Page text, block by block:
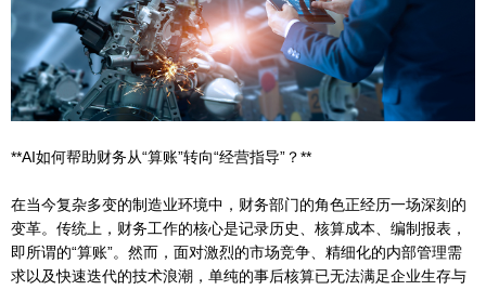
**AI如何帮助财务从“算账”转向“经营指导”？**
在当今复杂多变的制造业环境中，财务部门的角色正经历一场深刻的
变革。传统上，财务工作的核心是记录历史、核算成本、编制报表，
即所谓的“算账”。然而，面对激烈的市场竞争、精细化的内部管理需
求以及快速迭代的技术浪潮，单纯的事后核算已无法满足企业生存与